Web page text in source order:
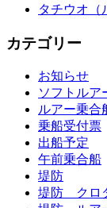
タチウオ（
カテゴリー
お知らせ
ソフトルア
ルアー乗合
乗船受付票
出船予定
午前乗合船
堤防
堤防 クロ